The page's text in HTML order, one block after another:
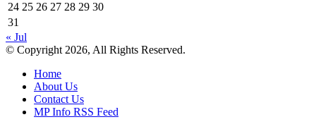
24 25 26 27 28 29 30
31
« Jul
© Copyright 2026, All Rights Reserved.
Home
About Us
Contact Us
MP Info RSS Feed